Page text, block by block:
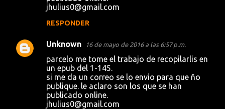
jhulius0@gmail.com
RESPONDER
Unknown 16 de mayo de 2016 a las 6:57 p.m.
parcelo me tome el trabajo de recopilarlis en
un epub del 1-145.
si me da un correo se lo envio para que ño
publique. le aclaro son los que se han
publicado online.
jhulius0@gmail.com